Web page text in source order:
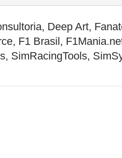
Deep Art,
F1 Brasil,
SimRacingTools,